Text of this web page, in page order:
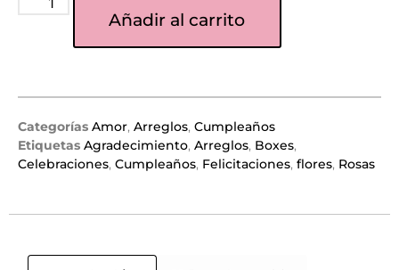
Añadir al carrito
Categorías Amor, Arreglos, Cumpleaños
Etiquetas Agradecimiento, Arreglos, Boxes,
Celebraciones, Cumpleaños, Felicitaciones, flores, Rosas